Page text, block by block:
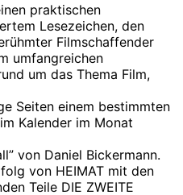
praktischen
Lesezeichen, den
Filmschaffender
umfangreichen
um das Thema Film,
Seiten einem bestimmten
Kalender im Monat
von Daniel Bickermann.
von HEIMAT mit den
Teile DIE ZWEITE